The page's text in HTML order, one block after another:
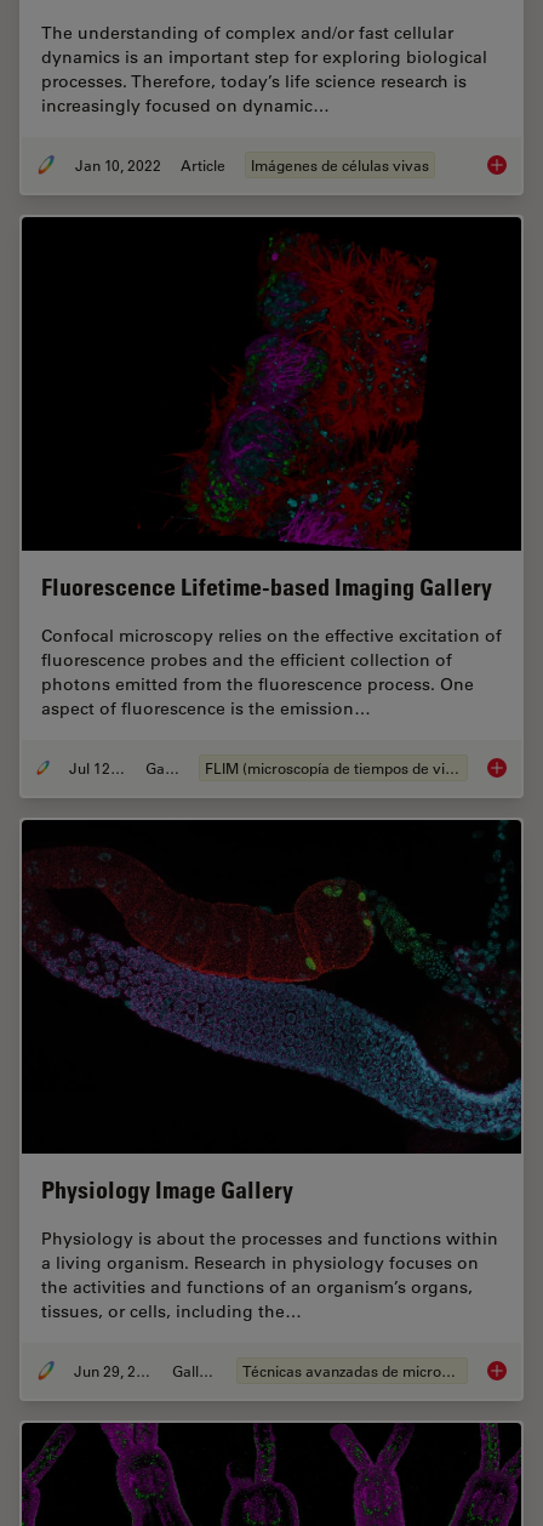
The understanding of complex and/or fast cellular
dynamics is an important step for exploring biological
processes. Therefore, today’s life science research is
increasingly focused on dynamic…
Jan 10, 2022 Article Imágenes de células vivas Live-
Fluorescence Lifetime-based Imaging Gallery
Confocal microscopy relies on the effective excitation of
fluorescence probes and the efficient collection of
photons emitted from the fluorescence process. One
aspect of fluorescence is the emission…
Jul 12, 2021 Gallery FLIM (microscopía de tiempos de vida de fluorescencia)
Physiology Image Gallery
Physiology is about the processes and functions within
a living organism. Research in physiology focuses on
the activities and functions of an organism’s organs,
tissues, or cells, including the…
Jun 29, 2021 Gallery Técnicas avanzadas de microscopía